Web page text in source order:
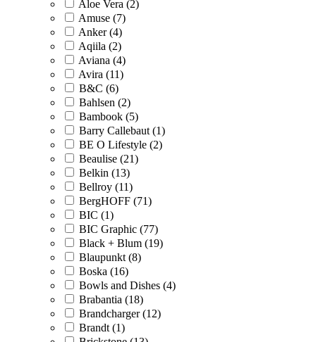
Aloe Vera (2)
Amuse (7)
Anker (4)
Aqiila (2)
Aviana (4)
Avira (11)
B&C (6)
Bahlsen (2)
Bambook (5)
Barry Callebaut (1)
BE O Lifestyle (2)
Beaulise (21)
Belkin (13)
Bellroy (11)
BergHOFF (71)
BIC (1)
BIC Graphic (77)
Black + Blum (19)
Blaupunkt (8)
Boska (16)
Bowls and Dishes (4)
Brabantia (18)
Brandcharger (12)
Brandt (1)